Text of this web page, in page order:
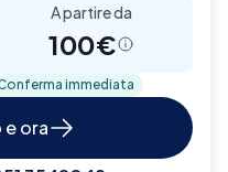
A partire da
100€
immediata
ora